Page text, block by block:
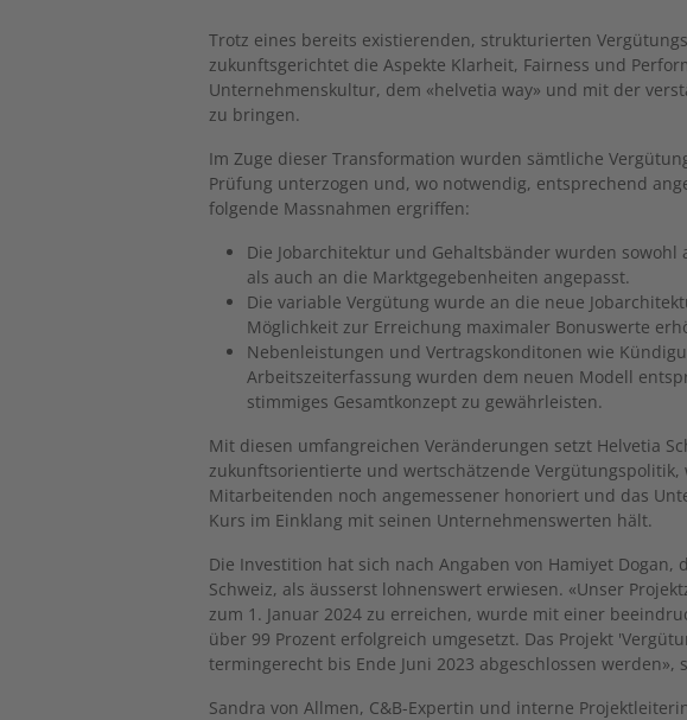
Trotz eines bereits existierenden, strukturierten
zukunftsgerichtet die Aspekte Klarheit, Fairness und
Unternehmenskultur, dem «helvetia way» und mit der
zu bringen.
Im Zuge dieser Transformation wurden sämtliche
Prüfung unterzogen und, wo notwendig, entsprechend
folgende Massnahmen ergriffen:
Die Jobarchitektur und Gehaltsbänder wurden
als auch an die Marktgegebenheiten angepasst.
Die variable Vergütung wurde an die neue
Möglichkeit zur Erreichung maximaler Bonuswerte
Nebenleistungen und Vertragskonditonen wie
Arbeitszeiterfassung wurden dem neuen Modell
stimmiges Gesamtkonzept zu gewährleisten.
Mit diesen umfangreichen Veränderungen setzt Helvetia
zukunftsorientierte und wertschätzende Vergütungspolitik,
Mitarbeitenden noch angemessener honoriert und das
Kurs im Einklang mit seinen Unternehmenswerten hält.
Die Investition hat sich nach Angaben von Hamiyet Dogan,
Schweiz, als äusserst lohnenswert erwiesen. «Unser
zum 1. Januar 2024 zu erreichen, wurde mit einer
über 99 Prozent erfolgreich umgesetzt. Das Projekt
termingerecht bis Ende Juni 2023 abgeschlossen werden»,
Sandra von Allmen, C&B-Expertin und interne